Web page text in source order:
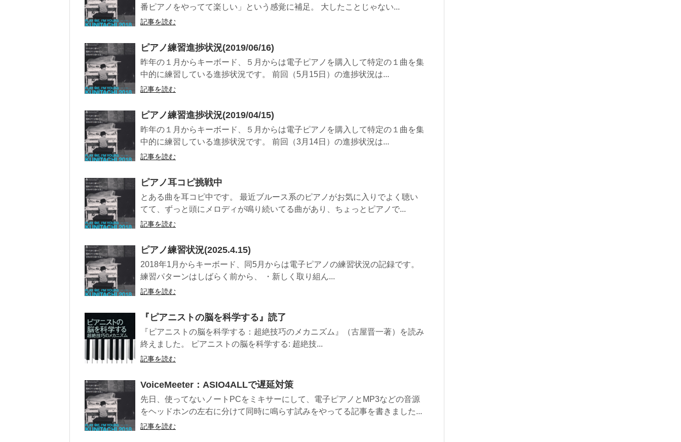
番ピアノをやってて楽しい」という感覚に補足。 大したことじゃない...
記事を読む
ピアノ練習進捗状況(2019/06/16)
昨年の１月からキーボード、５月からは電子ピアノを購入して特定の１曲を集
中的に練習している進捗状況です。 前回（5月15日）の進捗状況は...
記事を読む
ピアノ練習進捗状況(2019/04/15)
昨年の１月からキーボード、５月からは電子ピアノを購入して特定の１曲を集
中的に練習している進捗状況です。 前回（3月14日）の進捗状況は...
記事を読む
ピアノ耳コピ挑戦中
とある曲を耳コピ中です。 最近ブルース系のピアノがお気に入りでよく聴い
てて、ずっと頭にメロディが鳴り続いてる曲があり、ちょっとピアノで...
記事を読む
ピアノ練習状況(2025.4.15)
2018年1月からキーボード、同5月からは電子ピアノの練習状況の記録です。
練習パターンはしばらく前から、 ・新しく取り組ん...
記事を読む
『ピアニストの脳を科学する』読了
『ピアニストの脳を科学する：超絶技巧のメカニズム』（古屋晋一著）を読み
終えました。 ピアニストの脳を科学する: 超絶技...
記事を読む
VoiceMeeter：ASIO4ALLで遅延対策
先日、使ってないノートPCをミキサーにして、電子ピアノとMP3などの音源
をヘッドホンの左右に分けて同時に鳴らす試みをやってる記事を書きました...
記事を読む